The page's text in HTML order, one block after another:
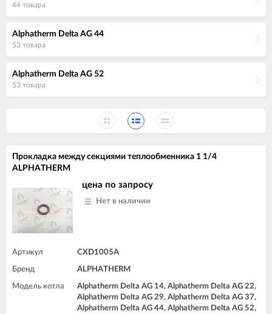
44 товара
Alphatherm Delta AG 44
53 товара
Alphatherm Delta AG 52
53 товара
Прокладка между секциями теплообменника 1 1/4
ALPHATHERM
цена по запросу
Нет в наличии
Артикул CXD1005A
Бренд ALPHATHERM
Модель котла
Alphatherm Delta AG 14, Alphatherm Delta AG 22,
Alphatherm Delta AG 29, Alphatherm Delta AG 37,
Alphatherm Delta AG 44, Alphatherm Delta AG 52,